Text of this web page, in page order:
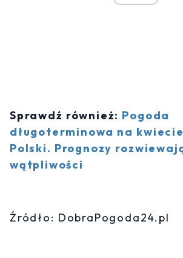
Sprawdź również: Pogoda
długoterminowa na
Polski. Prognozy
wątpliwości
Źródło: DobraPogoda24.pl